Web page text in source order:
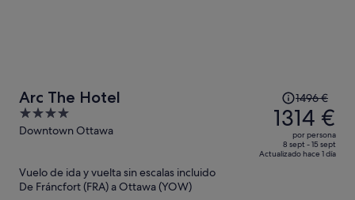
Arc The Hotel
4
out
5
Downtown Ottawa
El
precio
era
de
1496 €,
1496 €
1314 €
por persona
8 sept - 15 sept
Actualizado hace 1 día
Vuelo de ida y vuelta sin escalas incluido
De Fráncfort (FRA) a Ottawa (YOW)